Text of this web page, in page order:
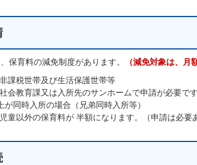
保育料の減免制度があります。
（減免対象は、月
課税世帯及び生活保護世帯等
会教育課又は入所先のサンホームで申請が必要です
が同時入所の場合（兄弟同時入所等）
童以外の保育料が 半額になります。（申請は必要